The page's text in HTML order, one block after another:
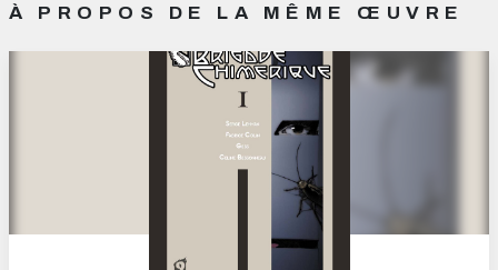
À PROPOS DE LA MÊME ŒUVRE